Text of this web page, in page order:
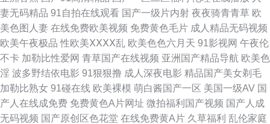
韩群p 五月香蕉91 尤物视频网 国产1页 国产午夜伊人精品 精品福利导航 国
产午夜诱惑 豆花Va官网 黄色成人18 另类激情五月花 婷婷www 91TV澳洲华
人 国产成人在线日韩 久久天堂五五 日韩欧美视频青青 一级欧美 wwwcom色
网 韩国AV五码高清 蜜芽性爱亚洲 天天操国产精品 欧美激情网站 五月花性视
妻无码精品 91自拍在线观看 国产一级片内射 夜夜骑青青草 欧
美色图人妻 在线免费欧美视频 免费黄色毛片 成人精品无码视频
欧美午夜极品 性欧美ⅩⅩⅩⅩ乱 欧美色色六月天 91影视网 午夜伦
不卡 加勒比性爱网 青草国产在线视频 亚洲国产精品导航 欧美色
淫 波多野结依电影 91狠狠撸 成人深夜电影 精品国产美女剃毛
加勒比熟女 91碰在线 欧美裸模 萌白酱国产一区 美国一级AV 国
产人在线成免费 免费黄色A片网址 微拍福利国产视频 国产人成
无码视频 国产原创区色花堂 在线免费黄A片 久草福利 乱伦家庭